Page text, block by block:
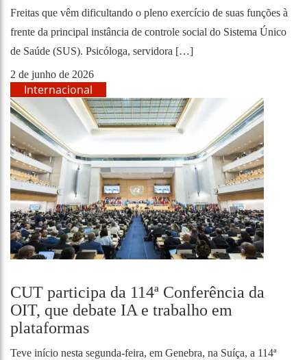
Freitas que vêm dificultando o pleno exercício de suas funções à
frente da principal instância de controle social do Sistema Único
de Saúde (SUS). Psicóloga, servidora […]
2 de junho de 2026
Internacional
CUT participa da 114ª Conferência da
OIT, que debate IA e trabalho em
plataformas
Teve início nesta segunda-feira, em Genebra, na Suíça, a 114ª